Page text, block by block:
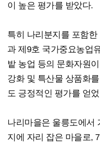
이 높은 평가를 받았다.
특히 나리분지를 포함
과 제9호 국가중요농업
밭 농업 등의 문화자원
강화 및 특산물 상품화
도 긍정적인 평가를 얻
나리마을은 울릉도에서
지에 자리 잡은 마을로,